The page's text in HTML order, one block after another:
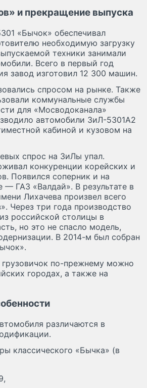
и прекращение выпуска
«Бычок» обеспечивал
необходимую загрузку
техники занимали
Всего в первый год
завод изготовил 12 300 машин.
спросом на рынке. Также
коммунальные службы
для «Мосводоканала»
автомобили ЗиЛ-5301А2
кабиной и кузовом на
спрос на ЗиЛы упал.
конкуренции корейских и
Появился соперник и на
ГАЗ «Валдай». В результате в
Лихачева произвел всего
Через три года производство
российской столицы в
но это не спасло модель,
В 2014-м был собран
грузовичок по-прежнему можно
городах, а также на
различаются в
классического «Бычка» (в